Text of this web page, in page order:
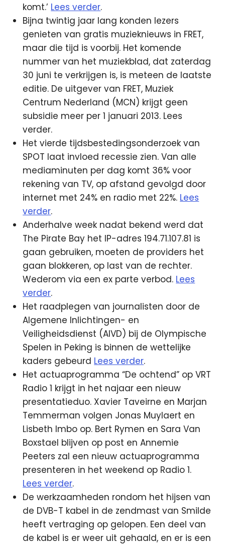
komt.’ Lees verder.
Bijna twintig jaar lang konden lezers
genieten van gratis muzieknieuws in FRET,
maar die tijd is voorbij. Het komende
nummer van het muziekblad, dat zaterdag
30 juni te verkrijgen is, is meteen de laatste
editie. De uitgever van FRET, Muziek
Centrum Nederland (MCN) krijgt geen
subsidie meer per 1 januari 2013. Lees
verder.
Het vierde tijdsbestedingsonderzoek van
SPOT laat invloed recessie zien. Van alle
mediaminuten per dag komt 36% voor
rekening van TV, op afstand gevolgd door
internet met 24% en radio met 22%. Lees
verder.
Anderhalve week nadat bekend werd dat
The Pirate Bay het IP-adres 194.71.107.81 is
gaan gebruiken, moeten de providers het
gaan blokkeren, op last van de rechter.
Wederom via een ex parte verbod. Lees
verder.
Het raadplegen van journalisten door de
Algemene Inlichtingen- en
Veiligheidsdienst (AIVD) bij de Olympische
Spelen in Peking is binnen de wettelijke
kaders gebeurd Lees verder.
Het actuaprogramma “De ochtend” op VRT
Radio 1 krijgt in het najaar een nieuw
presentatieduo. Xavier Taveirne en Marjan
Temmerman volgen Jonas Muylaert en
Lisbeth Imbo op. Bert Rymen en Sara Van
Boxstael blijven op post en Annemie
Peeters zal een nieuw actuaprogramma
presenteren in het weekend op Radio 1.
Lees verder.
De werkzaamheden rondom het hijsen van
de DVB-T kabel in de zendmast van Smilde
heeft vertraging op gelopen. Een deel van
de kabel is er weer uit gehaald, en er is een